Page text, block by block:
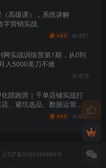
高级课），系统讲解
字营销实战
￥6.6 897
网实战训练营第1期，从0到
入5000美刀不难
876
陪跑营｜千单店铺实战打
、避坑选品、数据运营全
￥6.6 855
辽ICP备2025066689号